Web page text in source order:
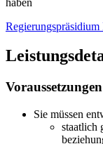
Regierungspräsidium
Voraussetzungen
Sie müssen
staatlich